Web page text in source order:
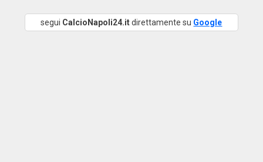
segui CalcioNapoli24.itdirettamente su Google